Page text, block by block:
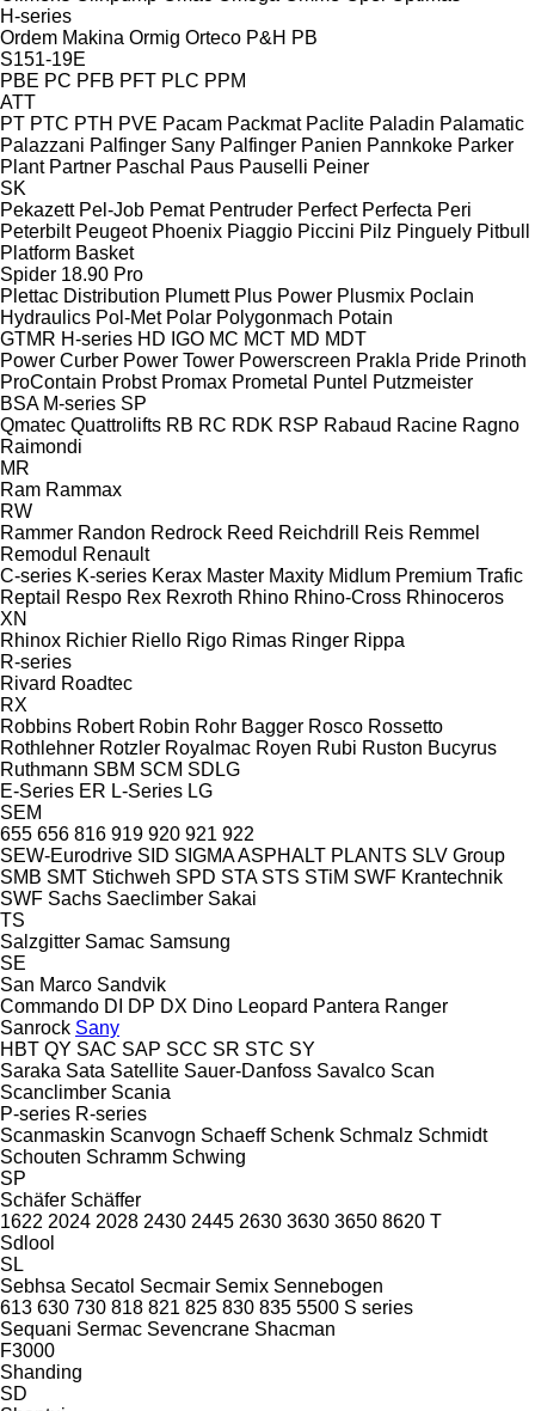
H-series
Ordem Makina Ormig Orteco P&H PB
S151-19E
PBE PC PFB PFT PLC PPM
ATT
PT PTC PTH PVE Pacam Packmat Paclite Paladin Palamatic
Palazzani Palfinger Sany Palfinger Panien Pannkoke Parker
Plant Partner Paschal Paus Pauselli Peiner
SK
Pekazett Pel-Job Pemat Pentruder Perfect Perfecta Peri
Peterbilt Peugeot Phoenix Piaggio Piccini Pilz Pinguely Pitbull
Platform Basket
Spider 18.90 Pro
Plettac Distribution Plumett Plus Power Plusmix Poclain
Hydraulics Pol-Met Polar Polygonmach Potain
GTMR H-series HD IGO MC MCT MD MDT
Power Curber Power Tower Powerscreen Prakla Pride Prinoth
ProContain Probst Promax Prometal Puntel Putzmeister
BSA M-series SP
Qmatec Quattrolifts RB RC RDK RSP Rabaud Racine Ragno
Raimondi
MR
Ram Rammax
RW
Rammer Randon Redrock Reed Reichdrill Reis Remmel
Remodul
Renault
C-series K-series Kerax Master Maxity Midlum Premium Trafic
Reptail
Respo Rex Rexroth Rhino Rhino-Cross Rhinoceros
XN
Rhinox Richier Riello Rigo Rimas Ringer Rippa
R-series
Rivard Roadtec
RX
Robbins Robert Robin Rohr Bagger Rosco Rossetto
Rothlehner Rotzler Royalmac Royen Rubi Ruston Bucyrus
Ruthmann SBM SCM SDLG
E-Series ER L-Series LG
SEM
655 656 816 919 920 921 922
SEW-Eurodrive SID SIGMA ASPHALT PLANTS SLV Group
SMB SMT Stichweh SPD STA STS STiM SWF Krantechnik
SWF Sachs Saeclimber Sakai
TS
Salzgitter Samac Samsung
SE
San Marco Sandvik
Commando DI DP DX Dino Leopard Pantera Ranger
Sanrock Sany
HBT QY SAC SAP SCC SR STC SY
Saraka Sata Satellite Sauer-Danfoss Savalco Scan
Scanclimber Scania
P-series R-series
Scanmaskin Scanvogn Schaeff Schenk Schmalz Schmidt
Schouten Schramm Schwing
SP
Schäfer Schäffer
1622 2024 2028 2430 2445 2630 3630 3650 8620 T
Sdlool
SL
Sebhsa Secatol Secmair Semix Sennebogen
613 630 730 818 821 825 830 835 5500 S series
Sequani Sermac Sevencrane Shacman
F3000
Shanding
SD